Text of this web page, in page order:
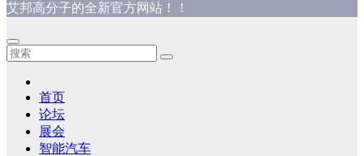
艾邦高分子的全新官方网站！！
首页
论坛
展会
智能汽车